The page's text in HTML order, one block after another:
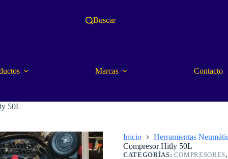
Buscar
Marcas Contacto
50L
Inicio
Herramientas
Compresor Hitly 50L
CATEGORÍAS: COMPRESORES